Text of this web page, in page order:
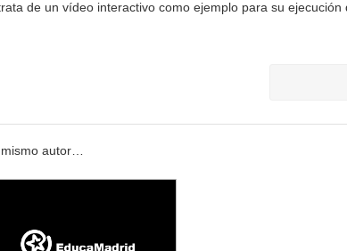
de un vídeo interactivo como ejemplo para su
mismo autor…